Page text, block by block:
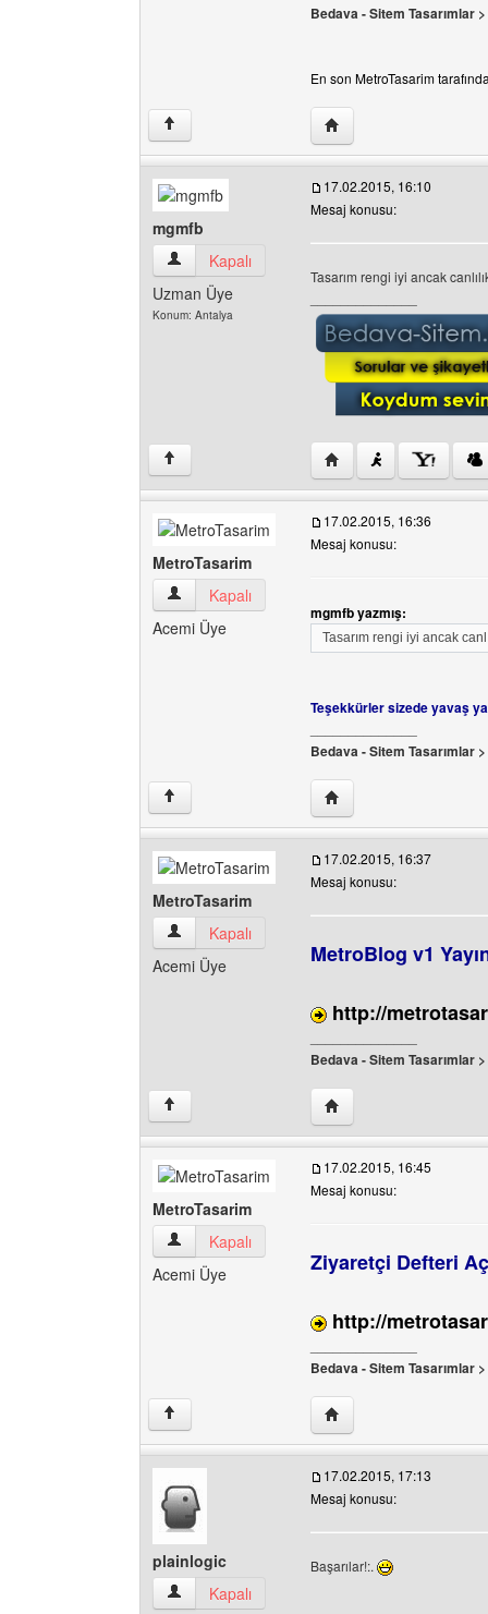
Bedava - Sitem Tasarımlar >
En son MetroTasarim
↑ Yazarın web sitesini
mgmfb
mgmfb Kullanıcının profilini görüntüle
Kapalı
Uzman Üye
Konum: Antalya
17.02.2015, 16:10
Mesaj konusu:
Tasarım rengi iyi ancak
↑ Yazarın web sitesini
MetroTasarim
MetroTasarim Kullanıcının profilini görüntüle
Kapalı
Acemi Üye
17.02.2015, 16:36
Mesaj konusu:
mgmfb yazmış:
Tasarım rengi iyi ancak
Teşekkürler sizede yavaş
Bedava - Sitem Tasarımlar >
↑ Yazarın web sitesini
MetroTasarim
MetroTasarim Kullanıcının profilini görüntüle
Kapalı
Acemi Üye
17.02.2015, 16:37
Mesaj konusu:
MetroBlog v1
http://
Bedava - Sitem Tasarımlar >
↑ Yazarın web sitesini
MetroTasarim
MetroTasarim Kullanıcının profilini görüntüle
Kapalı
Acemi Üye
17.02.2015, 16:45
Mesaj konusu:
Ziyaretçi Defteri
http://
Bedava - Sitem Tasarımlar >
↑ Yazarın web sitesini
plainlogic
plainlogic Kullanıcının profilini görüntüle
Kapalı
17.02.2015, 17:13
Mesaj konusu:
Başarılar!:.